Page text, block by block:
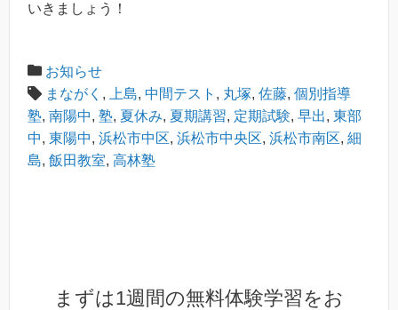
いきましょう！
お知らせ
まながく , 上島, 中間テスト , 丸塚, 佐藤, 個別指導
塾, 南陽中, 塾, 夏休み, 夏期講習, 定期試験, 早出, 東部
中, 東陽中, 浜松市中区, 浜松市中央区, 浜松市南区, 細
島, 飯田教室, 高林塾
まずは1週間の無料体験学習をお